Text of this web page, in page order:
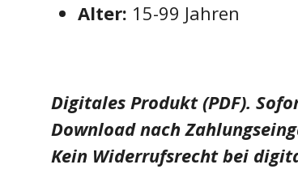
Alter: 15-99 Jahren
Digitales Produkt (PDF).
Download nach
Kein Widerrufsrecht bei